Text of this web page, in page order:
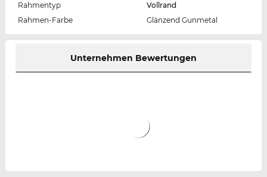
Rahmentyp
Vollrand
Rahmen-Farbe
Glänzend Gunmetal
Unternehmen Bewertungen